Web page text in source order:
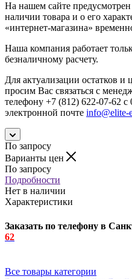
На нашем сайте
наличии товара и о его
«интернет-магазина»
Наша компания работает
безналичному расчету.
Для актуализации остатков и
просим Вас связаться с
телефону +7 (812) 622-07-62
электронной почте info@elite-
По запросу
Варианты цен
По запросу
Подробности
Нет в наличии
Характеристики
Заказать по телефону в
62
Все товары категории